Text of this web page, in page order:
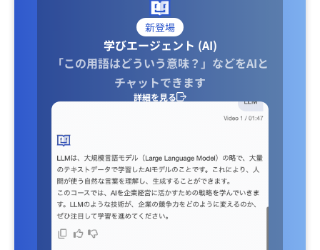
新登場
学びエージェント (AI)
「この用語はどういう意味？」などをAIと
チャットできます
詳細を見る